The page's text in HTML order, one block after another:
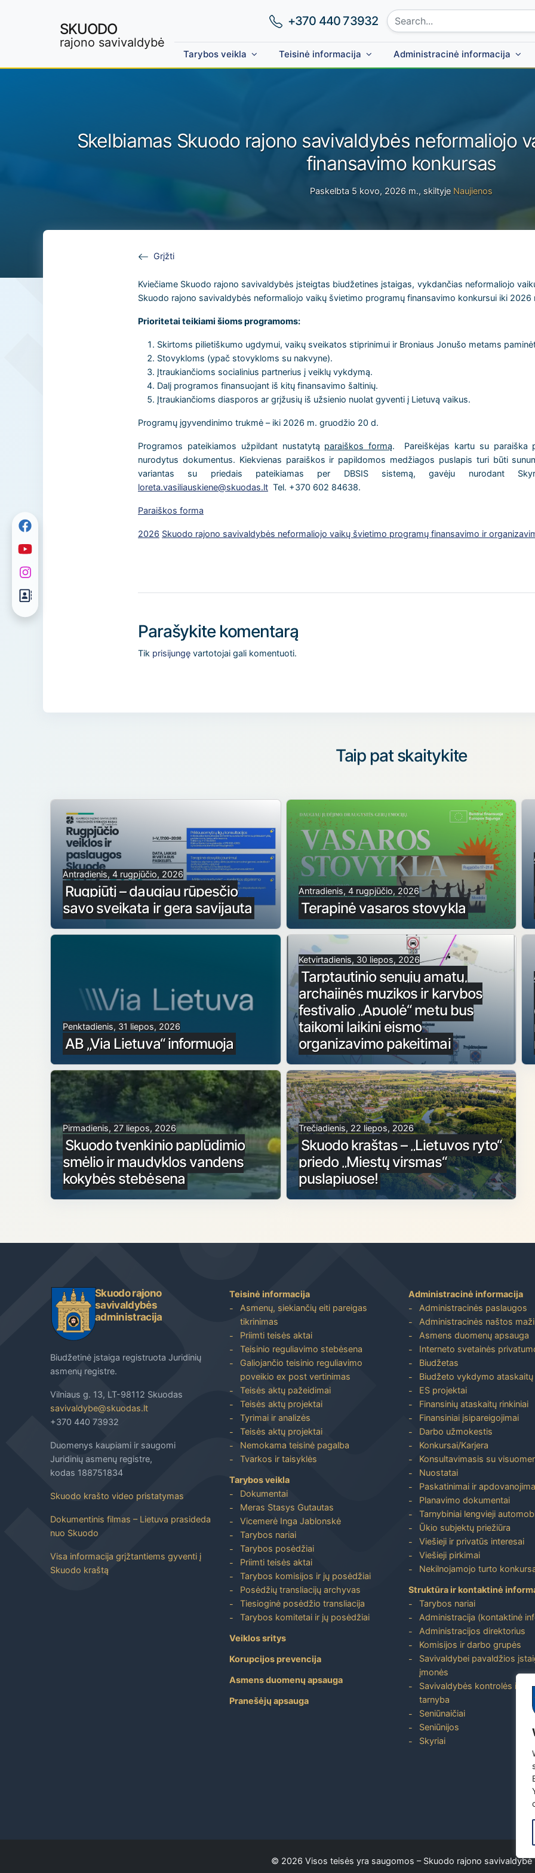
SKUODO
rajono savivaldybė
Phone number:
+370 440 73932 Search site:
Tarybos veikla Teisinė informacija Administracinė informacija
Skelbiamas Skuodo rajono savivaldybės neformaliojo
finansavimo konkursas
Paskelbta 5 kovo, 2026 m., skiltyje Naujienos
Grįžti
Kviečiame Skuodo rajono savivaldybės įsteigtas biudžetines įstaigas, vykdančias neformaliojo
Skuodo rajono savivaldybės neformaliojo vaikų švietimo programų finansavimo konkursui iki 2026
Prioritetai teikiami šioms programoms:
Skirtoms pilietiškumo ugdymui, vaikų sveikatos stiprinimui ir Broniaus Jonušo metams
Stovykloms (ypač stovykloms su nakvyne).
Įtraukiančioms socialinius partnerius į veiklų vykdymą.
Dalį programos finansuojant iš kitų finansavimo šaltinių.
Įtraukiančioms diasporos ar grįžusių iš užsienio nuolat gyventi į Lietuvą vaikus.
Programų įgyvendinimo trukmė – iki 2026 m. gruodžio 20 d.
Programos pateikiamos užpildant nustatytą paraiškos formą. Pareiškėjas kartu su paraiška
nurodytus dokumentus. Kiekvienas paraiškos ir papildomos medžiagos puslapis turi būti
variantas su priedais pateikiamas per DBSIS sistemą, gavėju nurodant
loreta.vasiliauskiene@skuodas.lt Tel. +370 602 84638.
Paraiškos forma
2026 Skuodo rajono savivaldybės neformaliojo vaikų švietimo programų finansavimo ir
Parašykite komentarą
Tik prisijungę vartotojai gali komentuoti.
Taip pat skaitykite
Antradienis, 4 rugpjūčio, 2026
Rugpjūtį – daugiau rūpesčio
savo sveikata ir gera savijauta
Antradienis, 4 rugpjūčio, 2026
Terapinė vasaros stovykla
Penktadienis, 31 liepos, 2026
AB „Via Lietuva“ informuoja
Ketvirtadienis, 30 liepos, 2026
Tarptautinio senųjų amatų,
archajinės muzikos ir karybos
festivalio „Apuolė“ metu bus
taikomi laikini eismo
organizavimo pakeitimai
Pirmadienis, 27 liepos, 2026
Skuodo tvenkinio paplūdimio
smėlio ir maudyklos vandens
kokybės stebėsena
Trečiadienis, 22 liepos, 2026
Skuodo kraštas – „Lietuvos ryto“
priedo „Miestų virsmas“
puslapiuose!
Skuodo rajono
savivaldybės
administracija
Biudžetinė įstaiga registruota Juridinių
asmenų registre.
Vilniaus g. 13, LT-98112 Skuodas
savivaldybe@skuodas.lt
+370 440 73932
Duomenys kaupiami ir saugomi
Juridinių asmenų registre,
kodas 188751834
Skuodo krašto video pristatymas
Dokumentinis filmas – Lietuva prasideda
nuo Skuodo
Visa informacija grįžtantiems gyventi į
Skuodo kraštą
Teisinė informacija
Asmenų, siekiančių eiti pareigas
tikrinimas
Priimti teisės aktai
Teisinio reguliavimo stebėsena
Galiojančio teisinio reguliavimo
poveikio ex post vertinimas
Teisės aktų pažeidimai
Teisės aktų projektai
Tyrimai ir analizės
Teisės aktų projektai
Nemokama teisinė pagalba
Tvarkos ir taisyklės
Tarybos veikla
Dokumentai
Meras Stasys Gutautas
Vicemerė Inga Jablonskė
Tarybos nariai
Tarybos posėdžiai
Priimti teisės aktai
Tarybos komisijos ir jų posėdžiai
Posėdžių transliacijų archyvas
Tiesioginė posėdžio transliacija
Tarybos komitetai ir jų posėdžiai
Veiklos sritys
Korupcijos prevencija
Asmens duomenų apsauga
Pranešėjų apsauga
Administracinė informacija
Administracinės paslaugos
Administracinės naštos
Asmens duomenų apsauga
Interneto svetainės
Biudžetas
Biudžeto vykdymo ataskaitų
ES projektai
Finansinių ataskaitų rinkiniai
Finansiniai įsipareigojimai
Darbo užmokestis
Konkursai/Karjera
Konsultavimasis su
Nuostatai
Paskatinimai ir
Planavimo dokumentai
Tarnybiniai lengvieji
Ūkio subjektų priežiūra
Viešieji ir privatūs interesai
Viešieji pirkimai
Nekilnojamojo turto
Struktūra ir kontaktinė
Tarybos nariai
Administracija (kontaktinė
Administracijos direktorius
Komisijos ir darbo grupės
Savivaldybei pavaldžios
įmonės
Savivaldybės kontrolės ir
tarnyba
Seniūnaičiai
Seniūnijos
Skyriai
© Copyright
2026 Visos teisės yra saugomos – Skuodo rajono savivaldybė